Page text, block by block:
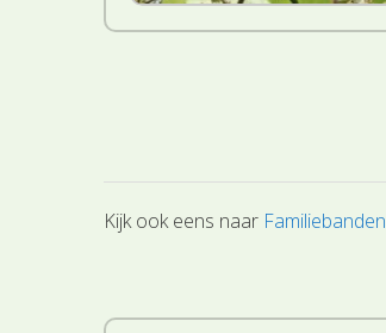
Kijk ook eens naar Familiebanden